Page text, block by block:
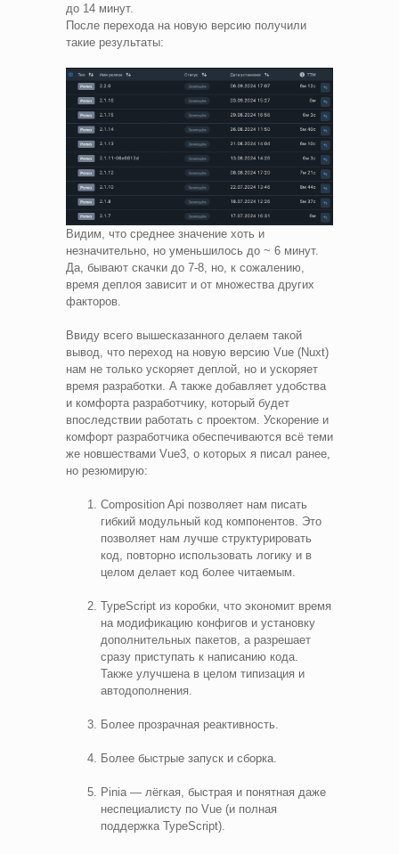
до 14 минут.
После перехода на новую версию получили
такие результаты:
Видим, что среднее значение хоть и
незначительно, но уменьшилось до ~ 6 минут.
Да, бывают скачки до 7-8, но, к сожалению,
время деплоя зависит и от множества других
факторов.
Ввиду всего вышесказанного делаем такой
вывод, что переход на новую версию Vue (Nuxt)
нам не только ускоряет деплой, но и ускоряет
время разработки. А также добавляет удобства
и комфорта разработчику, который будет
впоследствии работать с проектом. Ускорение и
комфорт разработчика обеспечиваются всё теми
же новшествами Vue3, о которых я писал ранее,
но резюмирую:
Composition Api позволяет нам писать
гибкий модульный код компонентов. Это
позволяет нам лучше структурировать
код, повторно использовать логику и в
целом делает код более читаемым.
TypeScript из коробки, что экономит время
на модификацию конфигов и установку
дополнительных пакетов, а разрешает
сразу приступать к написанию кода.
Также улучшена в целом типизация и
автодополнения.
Более прозрачная реактивность.
Более быстрые запуск и сборка.
Pinia — лёгкая, быстрая и понятная даже
неспециалисту по Vue (и полная
поддержка TypeScript).